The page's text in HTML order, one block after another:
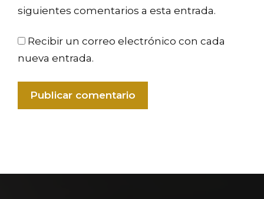
siguientes comentarios a esta entrada.
Recibir un correo electrónico con cada
nueva entrada.